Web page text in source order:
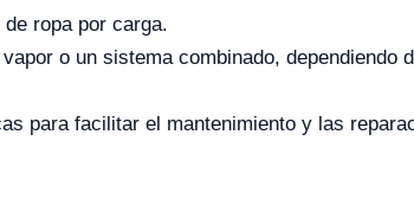
ropa por carga.
o un sistema combinado, dependiendo
para facilitar el mantenimiento y las